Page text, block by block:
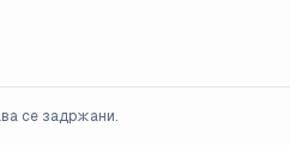
се задржани.